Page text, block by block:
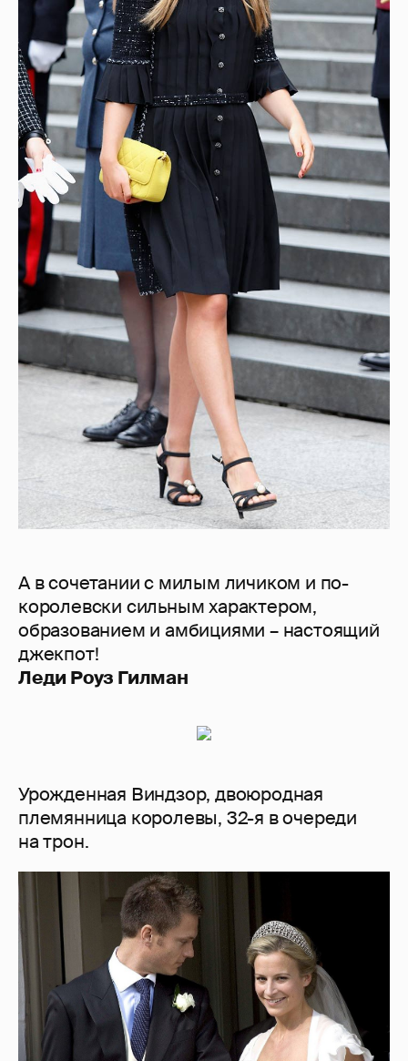
А в сочетании с милым личиком и по-
королевски сильным характером,
образованием и амбициями – настоящий
джекпот!
Леди Роуз Гилман
Урожденная Виндзор, двоюродная
племянница королевы, 32-я в очереди
на трон.